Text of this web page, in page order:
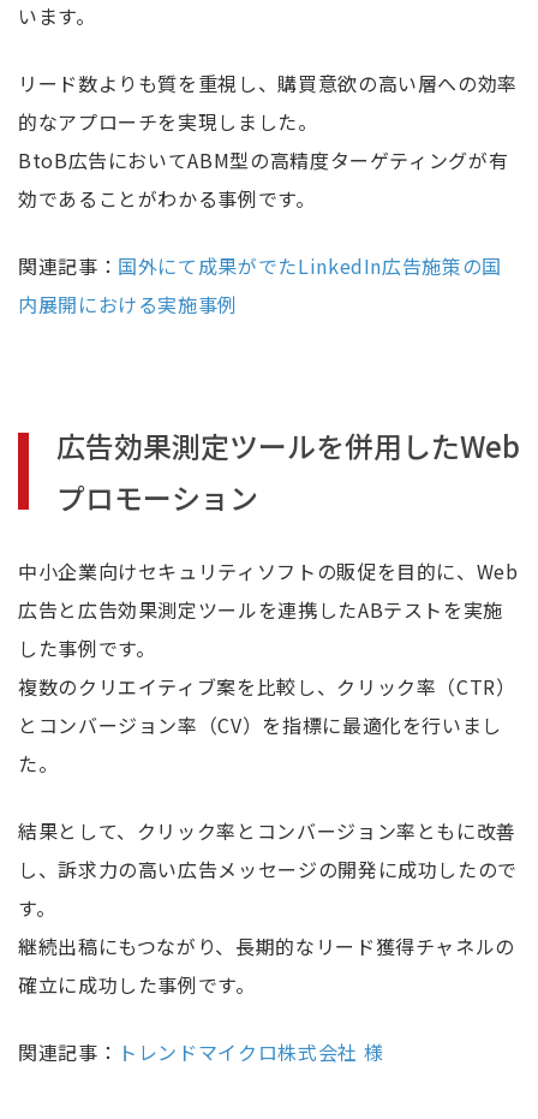
います。
リード数よりも質を重視し、購買意欲の高い層への効率
的なアプローチを実現しました。
BtoB広告においてABM型の高精度ターゲティングが有
効であることがわかる事例です。
関連記事： 国外にて成果がでたLinkedIn広告施策の国
内展開における実施事例
広告効果測定ツールを併用したWeb
プロモーション
中小企業向けセキュリティソフトの販促を目的に、Web
広告と広告効果測定ツールを連携したABテストを実施
した事例です。
複数のクリエイティブ案を比較し、クリック率（CTR）
とコンバージョン率（CV）を指標に最適化を行いまし
た。
結果として、クリック率とコンバージョン率ともに改善
し、訴求力の高い広告メッセージの開発に成功したので
す。
継続出稿にもつながり、長期的なリード獲得チャネルの
確立に成功した事例です。
関連記事： トレンドマイクロ株式会社 様